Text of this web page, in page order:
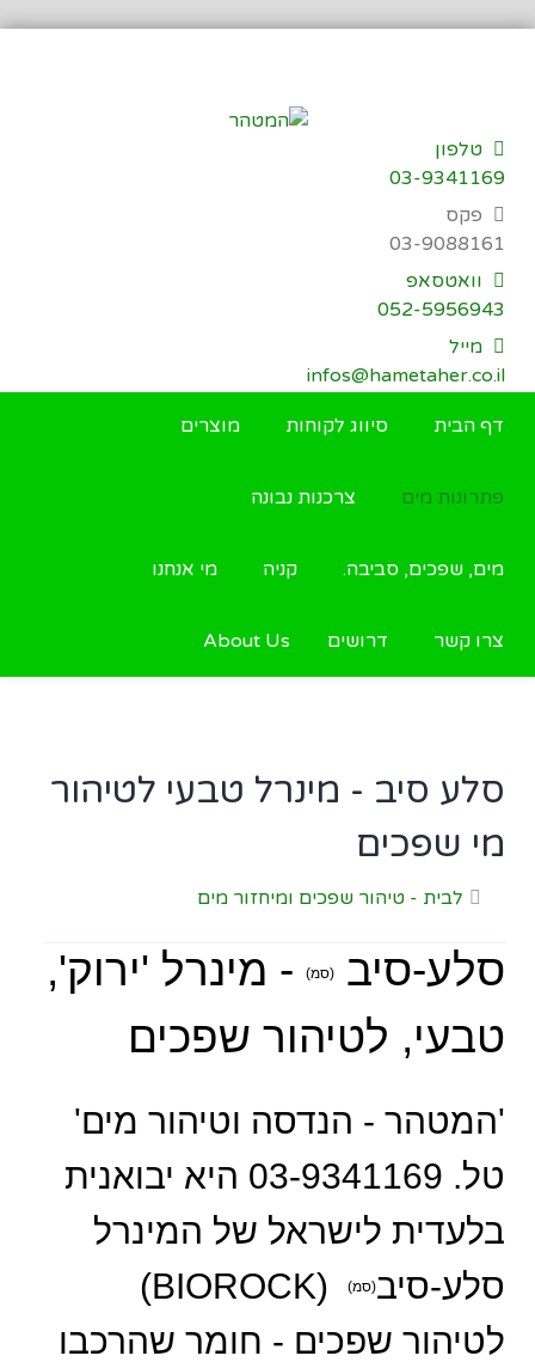
דילוג
טלפון
03-9341169
פקס
03-9088161
וואטסאפ
052-5956943
מייל
infos@hametaher.co.il
דף הבית סיווג לקוחות מוצרים
פתרונות מים צרכנות נבונה
מים, שפכים, סביבה. קניה מי אנחנו
צרו קשר דרושים About Us
סלע סיב - מינרל טבעי לטיהור
מי שפכים
לבית - טיהור שפכים ומיחזור מים
סלע-סיב (סמ)
- מינרל 'ירוק',
טבעי, לטיהור שפכים
'המטהר - הנדסה וטיהור מים'
טל. 03-9341169 היא יבואנית
בלעדית לישראל של המינרל
סלע-סיב(סמ)
(BIOROCK)
לטיהור שפכים - חומר שהרכבו